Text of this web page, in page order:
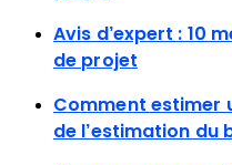
Avis d’expert : 10
de projet
Comment estimer
de l’estimation du